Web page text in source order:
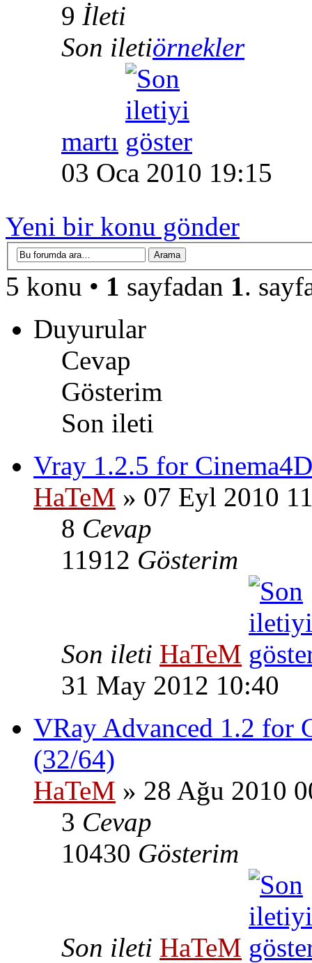
9 İleti
Son iletiörnekler
martı
03 Oca 2010 19:15
Yeni bir konu gönder
5 konu • 1 sayfadan 1 .
Duyurular
Cevap
Gösterim
Son ileti
Vray 1.2.5 for Cinema4D
HaTeM » 07 Eyl 2010
8 Cevap
11912 Gösterim
Son ileti HaTeM
31 May 2012 10:40
VRay Advanced 1.2 for
(32/64)
HaTeM » 28 Ağu 2010
3 Cevap
10430 Gösterim
Son ileti HaTeM